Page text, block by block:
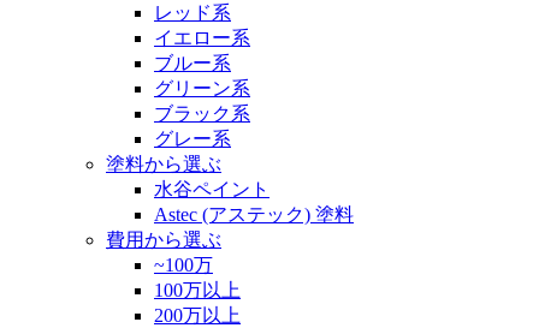
レッド系
イエロー系
ブルー系
グリーン系
ブラック系
グレー系
塗料から選ぶ
水谷ペイント
Astec (アステック) 塗料
費用から選ぶ
~100万
100万以上
200万以上